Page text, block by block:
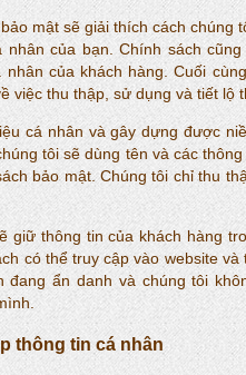
mật sẽ giải thích cách
nhân của bạn. Chính sách
nhân của khách hàng. Cuối
việc thu thập, sử dụng và tiết lộ
cá nhân và gây dựng được
tôi sẽ dùng tên và các
bảo mật. Chúng tôi chỉ thu
giữ thông tin của khách hàng
có thể truy cập vào website
đang ẩn danh và chúng tôi
thông tin cá nhân